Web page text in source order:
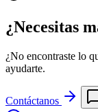
¿Necesitas
¿No encontraste lo
ayudarte.
Contáctanos